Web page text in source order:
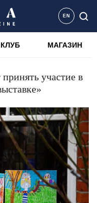
EN
КЛУБ МАГАЗИН
участие в